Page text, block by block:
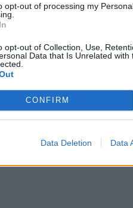
opt-out of processing my
opt-out of Collection, Use,
Data that Is Unrelated
CONFIRM
Data Deletion Data
niż...